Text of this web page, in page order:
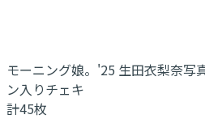
モーニング娘。'25 生田衣梨奈写
ン入りチェキ
計45枚